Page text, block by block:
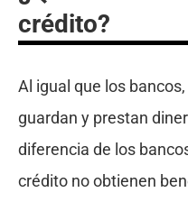
crédito?
Al igual que los
guardan y prestan
diferencia de los
crédito no obtienen